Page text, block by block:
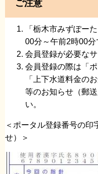
ご注意
「栃木市みずぽー
00分～午前2時00分
会員登録が必要な
会員登録の際は「
「上下水道料金の
等のお知らせ（郵
い。
＜ポータル登録番号の印
せ）＞